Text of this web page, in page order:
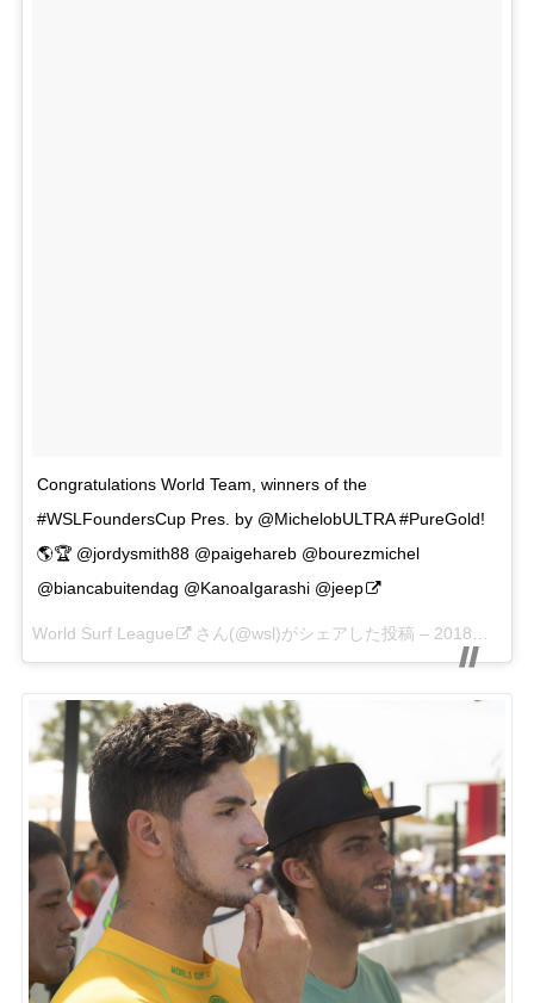
Congratulations World Team, winners of the
#WSLFoundersCup Pres. by @MichelobULTRA #PureGold!
🌎🏆 @jordysmith88 @paigehareb @bourezmichel
@biancabuitendag @KanoaIgarashi @jeep
World Surf League さん(@wsl)がシェアした投稿 – 2018年 5月月6日午後3時58分PDT